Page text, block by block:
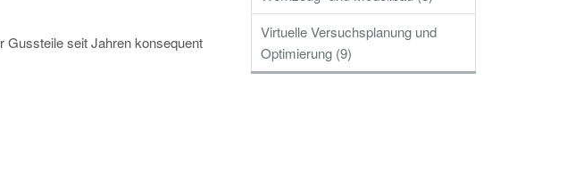
Gussteile seit Jahren konsequent
Virtuelle Versuchsplanung und
Optimierung (9)